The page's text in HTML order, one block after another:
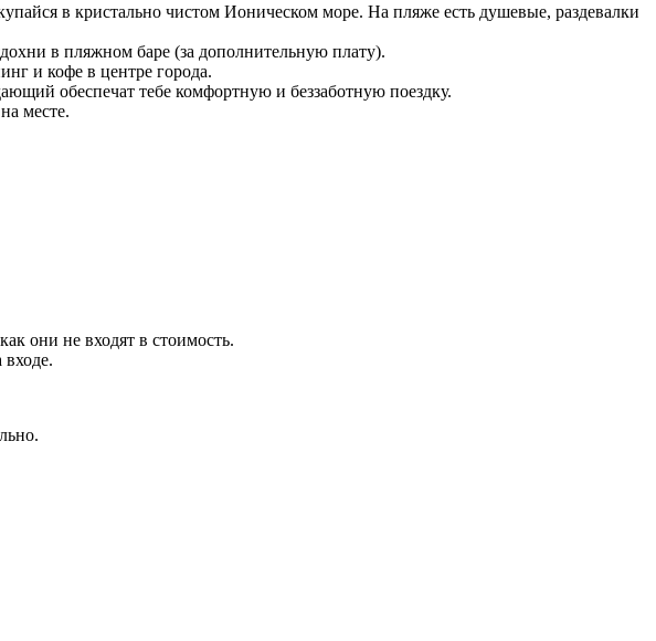
в кристально чистом Ионическом море. На пляже есть душевые, раздевалки
в пляжном баре (за дополнительную плату).
и кофе в центре города.
обеспечат тебе комфортную и беззаботную поездку.
месте.
они не входят в стоимость.
входе.